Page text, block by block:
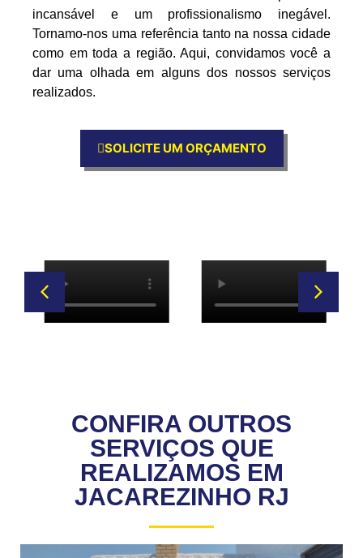
incansável e um profissionalismo inegável.
Tornamo-nos uma referência tanto na nossa cidade
como em toda a região. Aqui, convidamos você a
dar uma olhada em alguns dos nossos serviços
realizados.
SOLICITE UM ORÇAMENTO
CONFIRA OUTROS
SERVIÇOS QUE
REALIZAMOS EM
JACAREZINHO RJ